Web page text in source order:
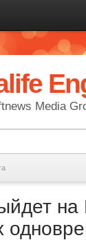
Media
на